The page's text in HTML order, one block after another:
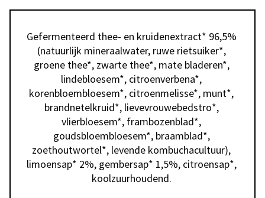
Gefermenteerd thee- en kruidenextract* 96,5%
(natuurlijk mineraalwater, ruwe rietsuiker*,
groene thee*, zwarte thee*, mate bladeren*,
lindebloesem*, citroenverbena*,
korenbloembloesem*, citroenmelisse*, munt*,
brandnetelkruid*, lievevrouwebedstro*,
vlierbloesem*, frambozenblad*,
goudsbloembloesem*, braamblad*,
zoethoutwortel*, levende kombuchacultuur),
limoensap* 2%, gembersap* 1,5%, citroensap*,
koolzuurhoudend.